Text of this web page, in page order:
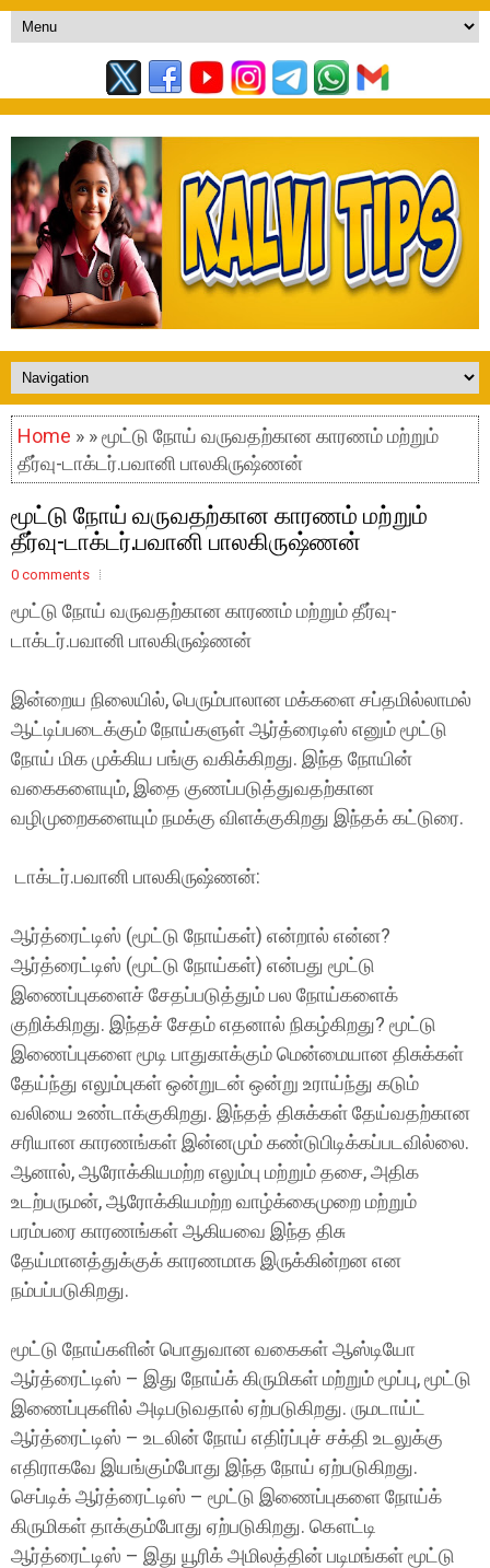
Home » » மூட்டு நோய் வருவதற்கான காரணம் மற்றும்
தீர்வு-டாக்டர்.பவானி பாலகிருஷ்ணன்
மூட்டு நோய் வருவதற்கான காரணம் மற்றும்
தீர்வு-டாக்டர்.பவானி பாலகிருஷ்ணன்
0 comments
மூட்டு நோய் வருவதற்கான காரணம் மற்றும் தீர்வு-
டாக்டர்.பவானி பாலகிருஷ்ணன்
இன்றைய நிலையில், பெரும்பாலான மக்களை சப்தமில்லாமல்
ஆட்டிப்படைக்கும் நோய்களுள் ஆர்த்ரைடிஸ் எனும் மூட்டு
நோய் மிக முக்கிய பங்கு வகிக்கிறது. இந்த நோயின்
வகைகளையும், இதை குணப்படுத்துவதற்கான
வழிமுறைகளையும் நமக்கு விளக்குகிறது இந்தக் கட்டுரை.
டாக்டர்.பவானி பாலகிருஷ்ணன்:
ஆர்த்ரைட்டிஸ் (மூட்டு நோய்கள்) என்றால் என்ன?
ஆர்த்ரைட்டிஸ் (மூட்டு நோய்கள்) என்பது மூட்டு
இணைப்புகளைச் சேதப்படுத்தும் பல நோய்களைக்
குறிக்கிறது. இந்தச் சேதம் எதனால் நிகழ்கிறது? மூட்டு
இணைப்புகளை மூடி பாதுகாக்கும் மென்மையான திசுக்கள்
தேய்ந்து எலும்புகள் ஒன்றுடன் ஒன்று உராய்ந்து கடும்
வலியை உண்டாக்குகிறது. இந்தத் திசுக்கள் தேய்வதற்கான
சரியான காரணங்கள் இன்னமும் கண்டுபிடிக்கப்படவில்லை.
ஆனால், ஆரோக்கியமற்ற எலும்பு மற்றும் தசை, அதிக
உடற்பருமன், ஆரோக்கியமற்ற வாழ்க்கைமுறை மற்றும்
பரம்பரை காரணங்கள் ஆகியவை இந்த திசு
தேய்மானத்துக்குக் காரணமாக இருக்கின்றன என
நம்பப்படுகிறது.
மூட்டு நோய்களின் பொதுவான வகைகள் ஆஸ்டியோ
ஆர்த்ரைட்டிஸ் – இது நோய்க் கிருமிகள் மற்றும் மூப்பு, மூட்டு
இணைப்புகளில் அடிபடுவதால் ஏற்படுகிறது. ருமடாய்ட்
ஆர்த்ரைட்டிஸ் – உடலின் நோய் எதிர்ப்புச் சக்தி உடலுக்கு
எதிராகவே இயங்கும்போது இந்த நோய் ஏற்படுகிறது.
செப்டிக் ஆர்த்ரைட்டிஸ் – மூட்டு இணைப்புகளை நோய்க்
கிருமிகள் தாக்கும்போது ஏற்படுகிறது. கௌட்டி
ஆர்த்ரைட்டிஸ் – இது யூரிக் அமிலத்தின் படிமங்கள் மூட்டு